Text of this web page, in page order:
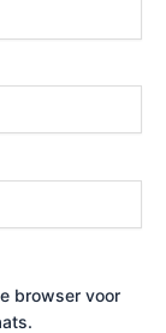
browser voor